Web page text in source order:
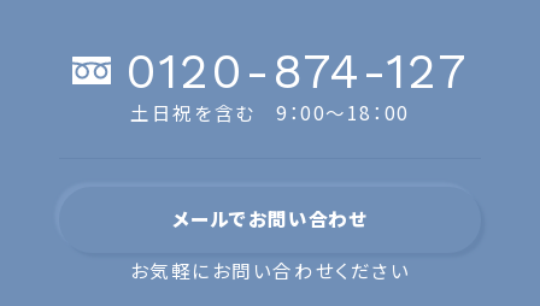
0120-874-127
土日祝を含む 9：00〜18：00
メールでお問い合わせ
お気軽にお問い合わせください